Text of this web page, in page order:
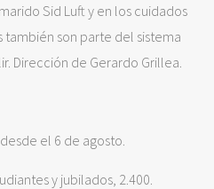
Sid Luft y en los cuidados
son parte del sistema
Dirección de Gerardo Grillea.
el 6 de agosto.
y jubilados, 2.400.